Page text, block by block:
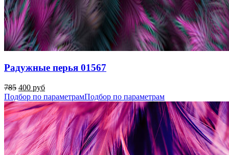
Радужные перья 01567
785 400 руб
Подбор по параметрамПодбор по параметрам